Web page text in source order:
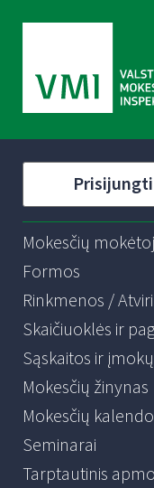
Prisijungti
Mokesčių
Formos
Rinkmenos /
Skaičiuoklės ir
Sąskaitos ir
Mokesčių žinynas
Mokesčių
Seminarai
Tarptautinis